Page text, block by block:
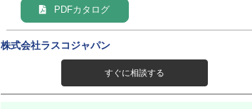
PDFカタログ
株式会社ラスコジャパン
すぐに相談する